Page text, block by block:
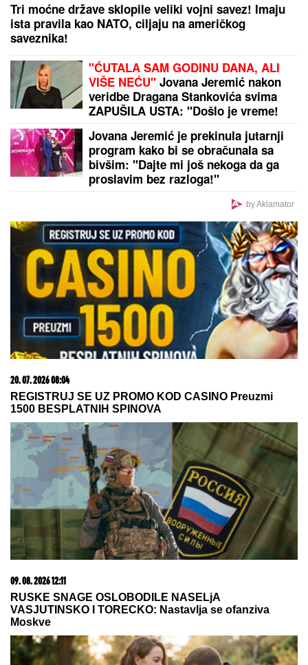
Tri moćne države sklopile veliki vojni savez! Imaju
ista pravila kao NATO, ciljaju na američkog
saveznika!
"ĆUTALA SAM GODINU DANA, ALI
VIŠE NEĆU" Jovana Jeremić nakon
veridbe Dragana Stankovića svima
ZAPUŠILA USTA: "Došlo je vreme!
Jovana Jeremić je prekinula jutarnji
program kako bi se obračunala sa
bivšim: "Dajte mi još nekoga da ga
proslavim bez razloga!"
by Aklamator
20. 07. 2026 08:04
REGISTRUJ SE UZ PROMO KOD CASINO Preuzmi
1500 BESPLATNIH SPINOVA
09. 08. 2026 12:11
RUSKE SNAGE OSLOBODILE NASELjA
VASJUTINSKO I TORECKO: Nastavlja se ofanziva
Moskve